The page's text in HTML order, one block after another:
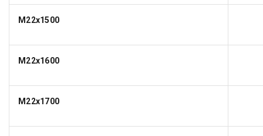
M22x1500
M22x1600
M22x1700